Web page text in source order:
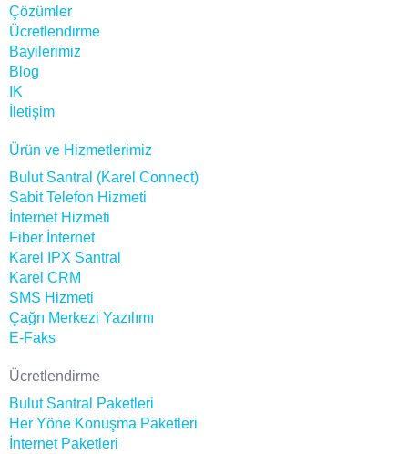
Çözümler
Ücretlendirme
Bayilerimiz
Blog
IK
İletişim
Ürün ve Hizmetlerimiz
Bulut Santral (Karel Connect)
Sabit Telefon Hizmeti
İnternet Hizmeti
Fiber İnternet
Karel IPX Santral
Karel CRM
SMS Hizmeti
Çağrı Merkezi Yazılımı
E-Faks
Ücretlendirme
Bulut Santral Paketleri
Her Yöne Konuşma Paketleri
İnternet Paketleri